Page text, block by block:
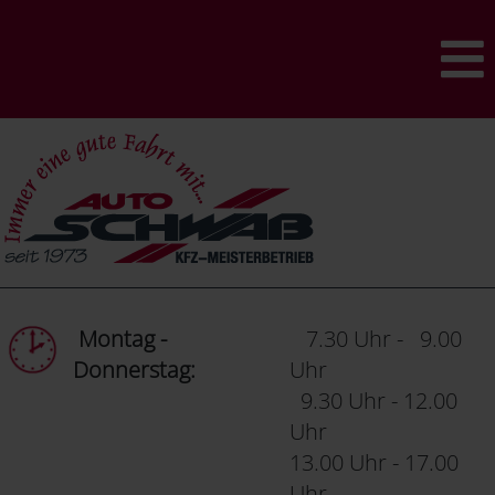
Montag -
Donnerstag:
7.30 Uhr - 9.00
Uhr
9.30 Uhr - 12.00
Uhr
13.00 Uhr - 17.00